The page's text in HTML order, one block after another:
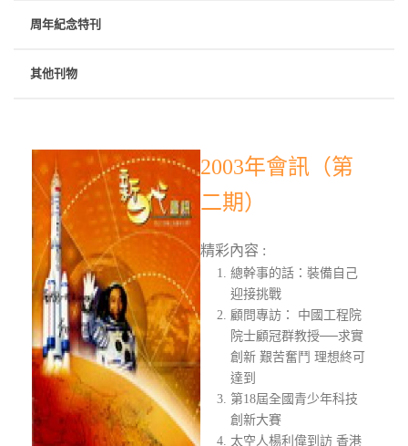
周年紀念特刊
其他刊物
2003年會訊（第
二期）
精彩內容 :
總幹事的話：裝備自己
迎接挑戰
顧問專訪： 中國工程院
院士顧冠群教授──求實
創新 艱苦奮鬥 理想終可
達到
第18屆全國青少年科技
創新大賽
太空人楊利偉到訪 香港